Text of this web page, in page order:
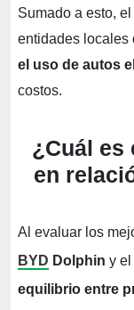
Sumado a esto,
entidades locales
el uso de autos
costos.
¿Cuál es
en
Al evaluar los
BYD Dolphin y el
equilibrio entre